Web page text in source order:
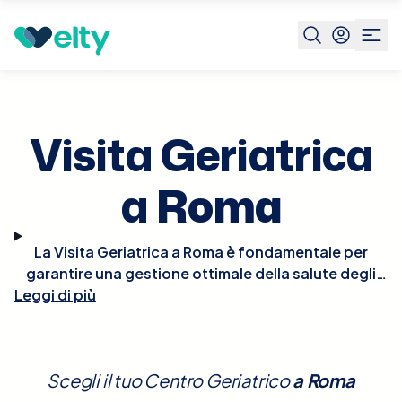
Prenota visita
Visita Geriatrica
a Roma
La Visita Geriatrica a Roma è fondamentale per
garantire una gestione ottimale della salute degli
anziani. Durante la visita, il geriatra valuterà le
attento a identificare problemi come la fragilità, la
Leggi di più
Scegli il tuo Centro Geriatricoa Roma